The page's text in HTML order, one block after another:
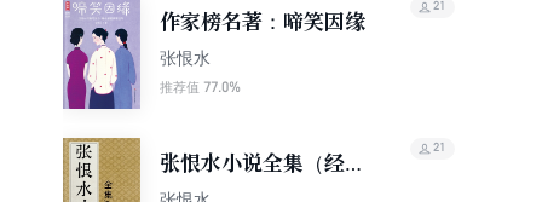
作家榜名著：啼笑因缘
张恨水
推荐值 77.0%
21
张恨水小说全集（经典
版）
21